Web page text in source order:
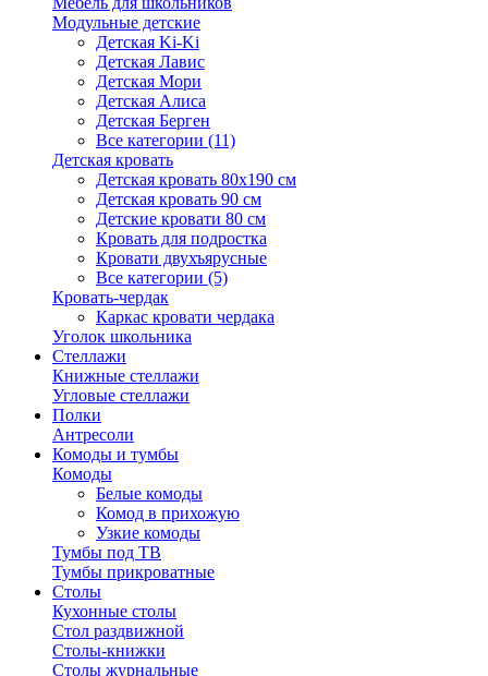
Модульные детские
Детская Ki-Ki
Детская Лавис
Детская Мори
Детская Алиса
Детская Берген
Все категории (11)
Детская кровать
Детская кровать 80х190 см
Детская кровать 90 см
Детские кровати 80 см
Кровать для подростка
Кровати двухъярусные
Все категории (5)
Кровать-чердак
Каркас кровати чердака
Уголок школьника
Стеллажи
Книжные стеллажи
Угловые стеллажи
Полки
Антресоли
Комоды и тумбы
Комоды
Белые комоды
Комод в прихожую
Узкие комоды
Тумбы под ТВ
Тумбы прикроватные
Столы
Кухонные столы
Стол раздвижной
Столы-книжки
Столы журнальные